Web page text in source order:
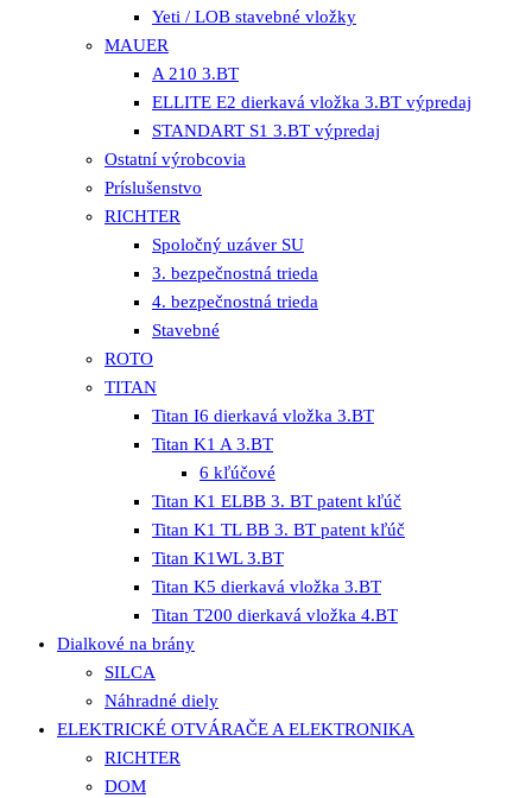
Yeti / LOB stavebné vložky
MAUER
A 210 3.BT
ELLITE E2 dierkavá vložka 3.BT výpredaj
STANDART S1 3.BT výpredaj
Ostatní výrobcovia
Príslušenstvo
RICHTER
Spoločný uzáver SU
3. bezpečnostná trieda
4. bezpečnostná trieda
Stavebné
ROTO
TITAN
Titan I6 dierkavá vložka 3.BT
Titan K1 A 3.BT
6 kľúčové
Titan K1 ELBB 3. BT patent kľúč
Titan K1 TL BB 3. BT patent kľúč
Titan K1WL 3.BT
Titan K5 dierkavá vložka 3.BT
Titan T200 dierkavá vložka 4.BT
Dialkové na brány
SILCA
Náhradné diely
ELEKTRICKÉ OTVÁRAČE A ELEKTRONIKA
RICHTER
DOM